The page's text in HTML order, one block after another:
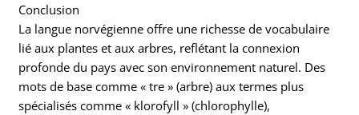
Conclusion
La langue norvégienne offre une richesse de vocabulaire
lié aux plantes et aux arbres, reflétant la connexion
profonde du pays avec son environnement naturel. Des
mots de base comme « tre » (arbre) aux termes plus
spécialisés comme « klorofyll » (chlorophylle),